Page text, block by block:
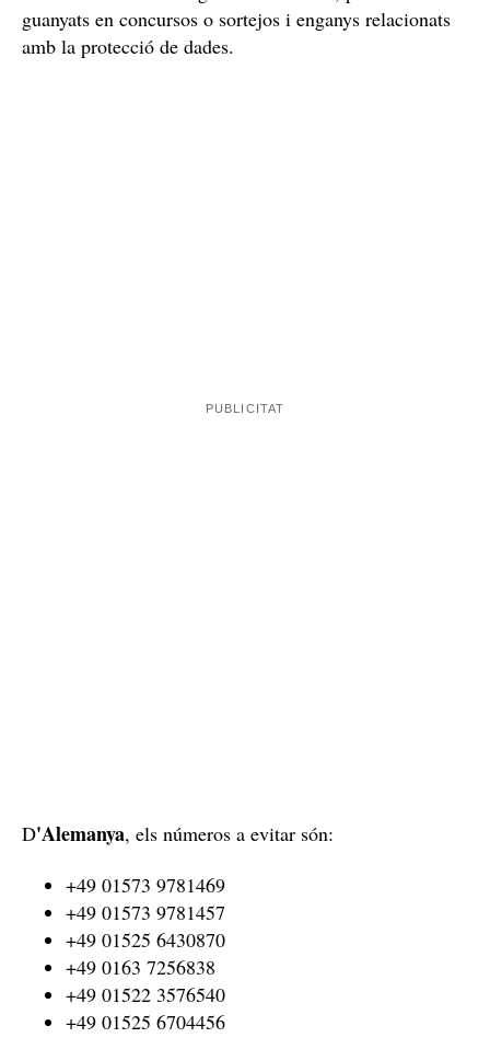
guanyats en concursos o sortejos i enganys relacionats
amb la protecció de dades.
D'Alemanya, els números a evitar són:
+49 01573 9781469
+49 01573 9781457
+49 01525 6430870
+49 0163 7256838
+49 01522 3576540
+49 01525 6704456